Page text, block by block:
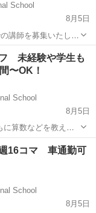
School
8月5日
講師を募集いたしま
作成 学習支援 児童
経験者 カリキュラ
未経験や学生も
〜OK！
School
8月5日
なり、子どもたちが
講時間は平日
16コマ 車通勤可
School
8月5日